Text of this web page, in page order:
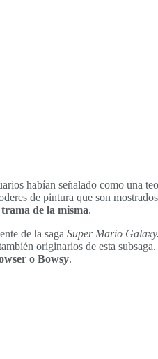
habían señalado como una
de pintura que son
de la misma.
de la saga Super Mario Galaxy.
originarios de esta
o Bowsy.